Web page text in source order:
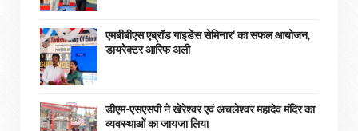
एमबीबीएस एब्रॉड गाइडेंस सेमिनार' का सफल आयोजन,
डायरेक्टर आरिफ अली
डीएम-एसएसपी ने खेरेश्वर एवं अचलेश्वर महादेव मंदिर का
व्यवस्थाओं का जायजा लिया